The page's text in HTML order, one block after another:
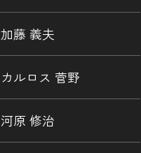
加藤 義夫
カルロス 菅野
河原 修治